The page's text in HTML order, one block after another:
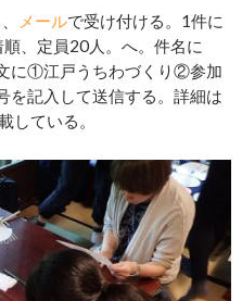
メールで受け付ける。1件に
、定員20人。へ。件名に
に①江戸うちわづくり②参加
記入して送信する。詳細は
している。